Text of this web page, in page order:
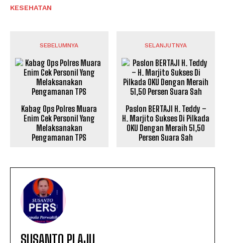
KESEHATAN
SEBELUMNYA
Kabag Ops Polres Muara
Enim Cek Personil Yang
Melaksanakan
Pengamanan TPS
SELANJUTNYA
Paslon BERTAJI H. Teddy –
H. Marjito Sukses Di Pilkada
OKU Dengan Meraih 51,50
Persen Suara Sah
SUSANTO PLAJU